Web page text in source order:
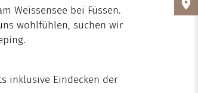
Weissensee bei Füssen.
wohlfühlen, suchen wir
inklusive Eindecken der